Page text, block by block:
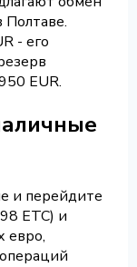
Полтаве.
- его
EUR.
и перейдите
ETC) и
евро,